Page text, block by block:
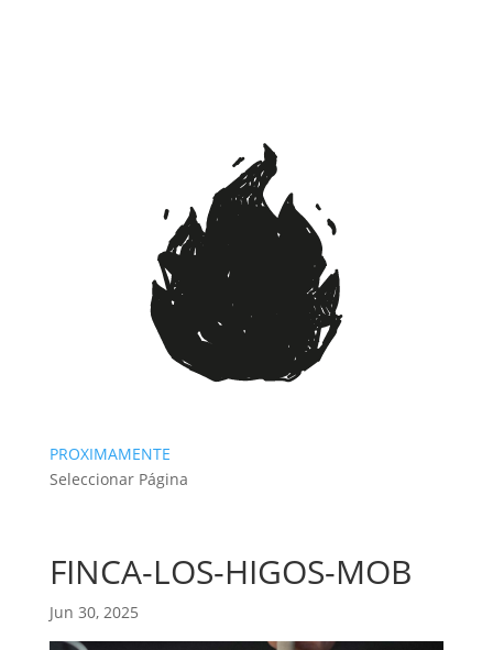
PROXIMAMENTE
Seleccionar Página
FINCA-LOS-HIGOS-MOB
Jun 30, 2025